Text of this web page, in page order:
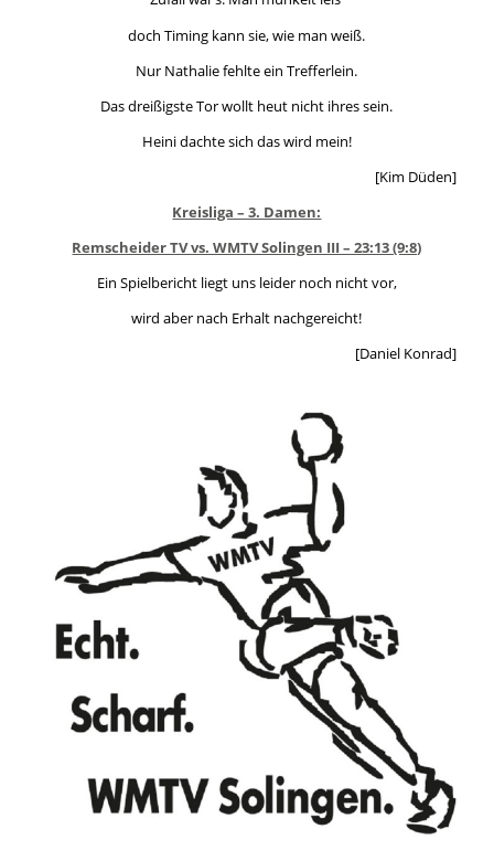
doch Timing kann sie, wie man weiß.
Nur Nathalie fehlte ein Trefferlein.
Das dreißigste Tor wollt heut nicht ihres sein.
Heini dachte sich das wird mein!
[Kim Düden]
Kreisliga – 3. Damen:
Remscheider TV vs. WMTV Solingen III – 23:13 (9:8)
Ein Spielbericht liegt uns leider noch nicht vor,
wird aber nach Erhalt nachgereicht!
[Daniel Konrad]